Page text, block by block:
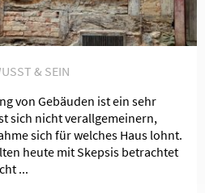
& SEIN
von Gebäuden ist ein sehr
sich nicht verallgemeinern,
sich für welches Haus lohnt.
heute mit Skepsis betrachtet
...